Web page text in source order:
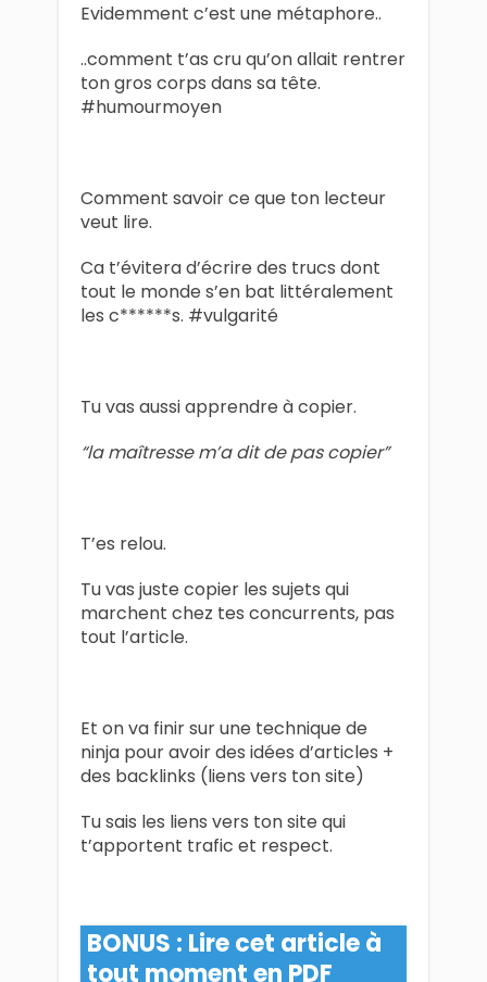
Evidemment c’est une métaphore..
..comment t’as cru qu’on allait rentrer
ton gros corps dans sa tête.
#humourmoyen
Comment savoir ce que ton lecteur
veut lire.
Ca t’évitera d’écrire des trucs dont
tout le monde s’en bat littéralement
les c******s. #vulgarité
Tu vas aussi apprendre à copier.
“la maîtresse m’a dit de pas copier”
T’es relou.
Tu vas juste copier les sujets qui
marchent chez tes concurrents, pas
tout l’article.
Et on va finir sur une technique de
ninja pour avoir des idées d’articles +
des backlinks (liens vers ton site)
Tu sais les liens vers ton site qui
t’apportent trafic et respect.
BONUS : Lire cet article à
tout moment en PDF